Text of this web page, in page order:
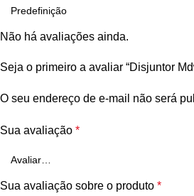
Não há avaliações ainda.
Seja o primeiro a avaliar “Disjuntor
O seu endereço de e-mail não será
Sua avaliação *
Sua avaliação sobre o produto *